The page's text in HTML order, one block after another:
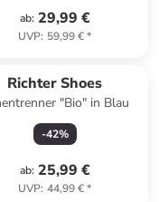
ab: 29,99 €
UVP: 59,99 €*
Richter Shoes
"Bio" in Blau
-42%
ab: 25,99 €
UVP: 44,99 €*